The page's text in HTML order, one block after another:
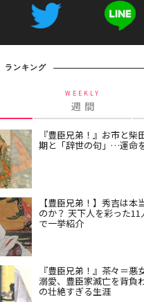
ランキング
WEEKLY
週 間
『豊臣兄弟！』お市と
期と「辞世の句」…運命
【豊臣兄弟！】秀吉は
のか？ 天下人を彩った
で一挙紹介
『豊臣兄弟！』茶々＝
溺愛、豊臣家滅亡を背負
の壮絶すぎる生涯